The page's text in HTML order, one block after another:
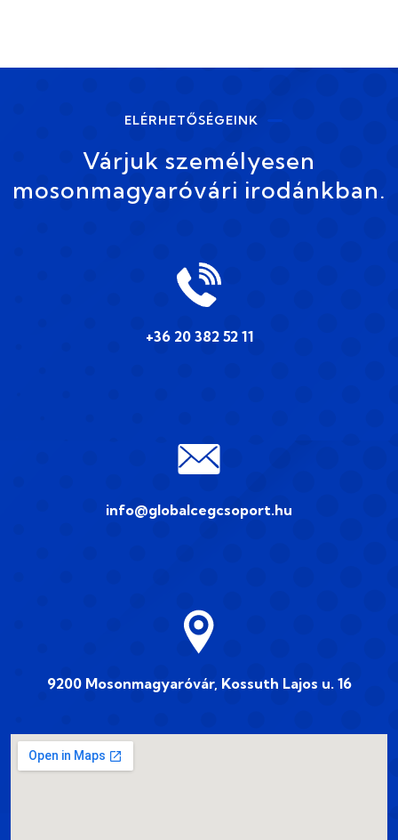
ELÉRHETŐSÉGEINK
Várjuk személyesen
mosonmagyaróvári irodánkban.
+36 20 382 52 11
info@globalcegcsoport.hu
9200 Mosonmagyaróvár, Kossuth Lajos u. 16